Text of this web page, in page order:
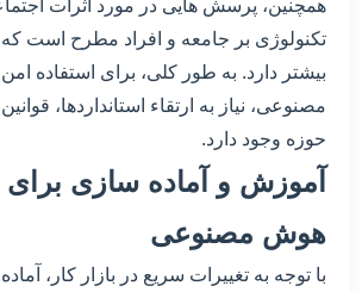
همچنین، پرسش هایی در مورد اثرات
تکنولوژی بر جامعه و افراد مطرح است که
بیشتر دارد. به طور کلی، برای استفاده
مصنوعی، نیاز به ارتقاء استانداردها،
حوزه وجود دارد.
آموزش و آماده سازی برای
هوش مصنوعی
با توجه به تغییرات سریع در بازار کار،